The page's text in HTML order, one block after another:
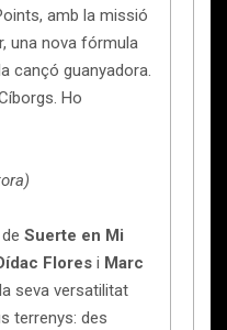
amb la missió
una nova fórmula
cançó guanyadora.
Ho
Suerte en Mi
Flores i Marc
seva versatilitat
terrenys: des